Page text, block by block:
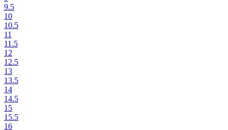
9.5
10
10.5
11
11.5
12
12.5
13
13.5
14
14.5
15
15.5
16